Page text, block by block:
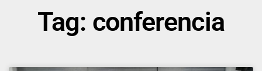
Tag: conferencia